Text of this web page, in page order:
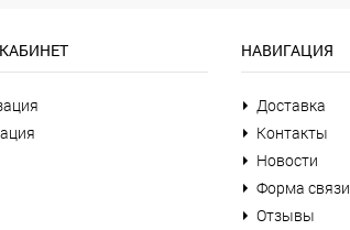
НАВИГАЦИЯ
Доставка
Контакты
Новости
Форма связи
Отзывы